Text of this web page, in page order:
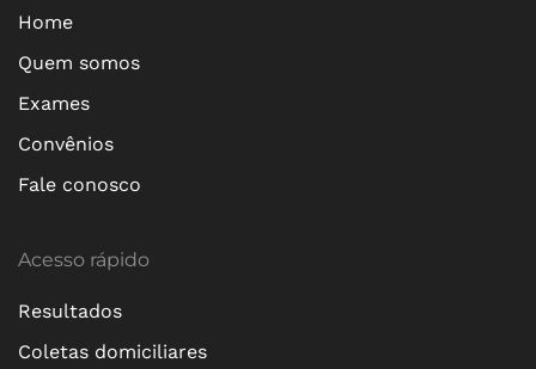
Home
Quem somos
Exames
Convênios
Fale conosco
Acesso rápido
Resultados
Coletas domiciliares